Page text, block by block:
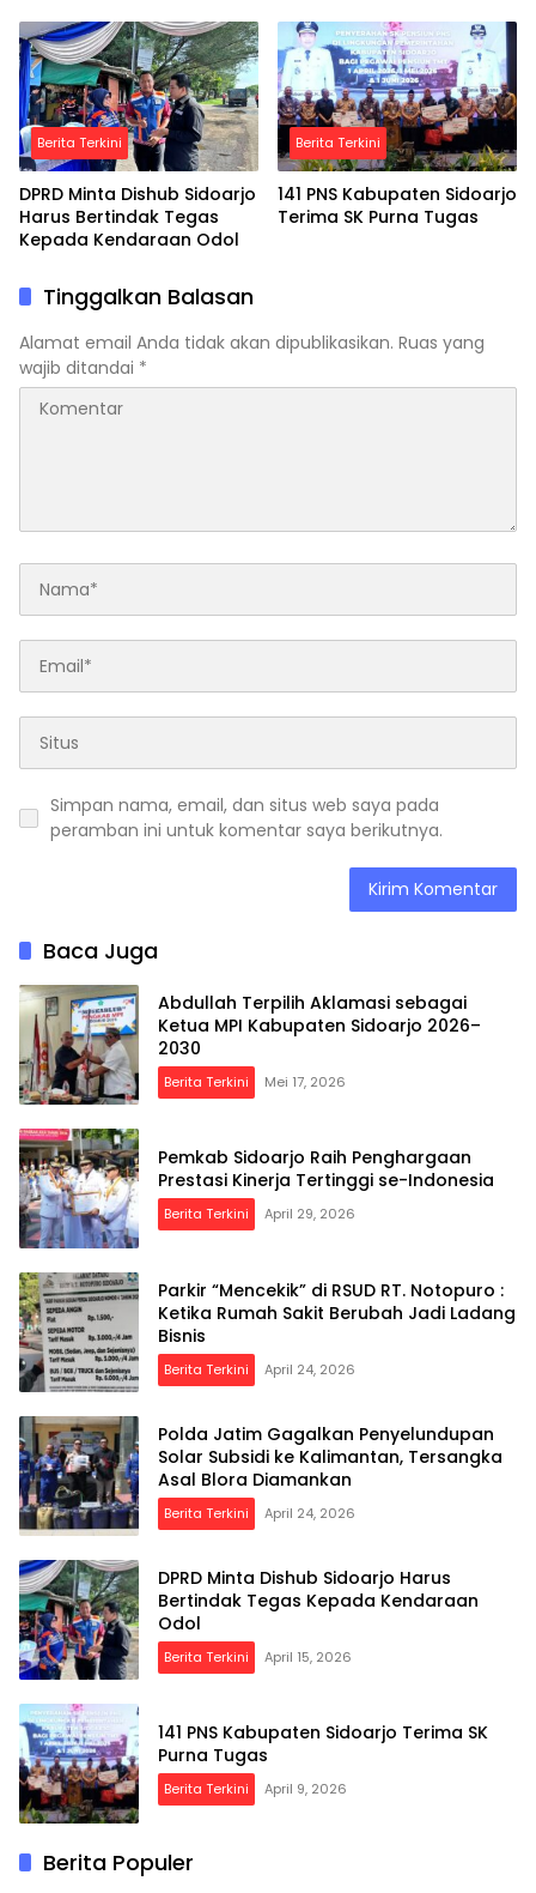
Diamankan
Berita Terkini
DPRD Minta Dishub Sidoarjo
Harus Bertindak Tegas
Kepada Kendaraan Odol
Berita Terkini
141 PNS Kabupaten Sidoarjo
Terima SK Purna Tugas
Tinggalkan Balasan
Alamat email Anda tidak akan dipublikasikan. Ruas yang
wajib ditandai *
Simpan nama, email, dan situs web saya pada
peramban ini untuk komentar saya berikutnya.
Baca Juga
Abdullah Terpilih Aklamasi sebagai
Ketua MPI Kabupaten Sidoarjo 2026–
2030
Berita Terkini Mei 17, 2026
Pemkab Sidoarjo Raih Penghargaan
Prestasi Kinerja Tertinggi se-Indonesia
Berita Terkini April 29, 2026
Parkir “Mencekik” di RSUD RT. Notopuro :
Ketika Rumah Sakit Berubah Jadi Ladang
Bisnis
Berita Terkini April 24, 2026
Polda Jatim Gagalkan Penyelundupan
Solar Subsidi ke Kalimantan, Tersangka
Asal Blora Diamankan
Berita Terkini April 24, 2026
DPRD Minta Dishub Sidoarjo Harus
Bertindak Tegas Kepada Kendaraan
Odol
Berita Terkini April 15, 2026
141 PNS Kabupaten Sidoarjo Terima SK
Purna Tugas
Berita Terkini April 9, 2026
Berita Populer